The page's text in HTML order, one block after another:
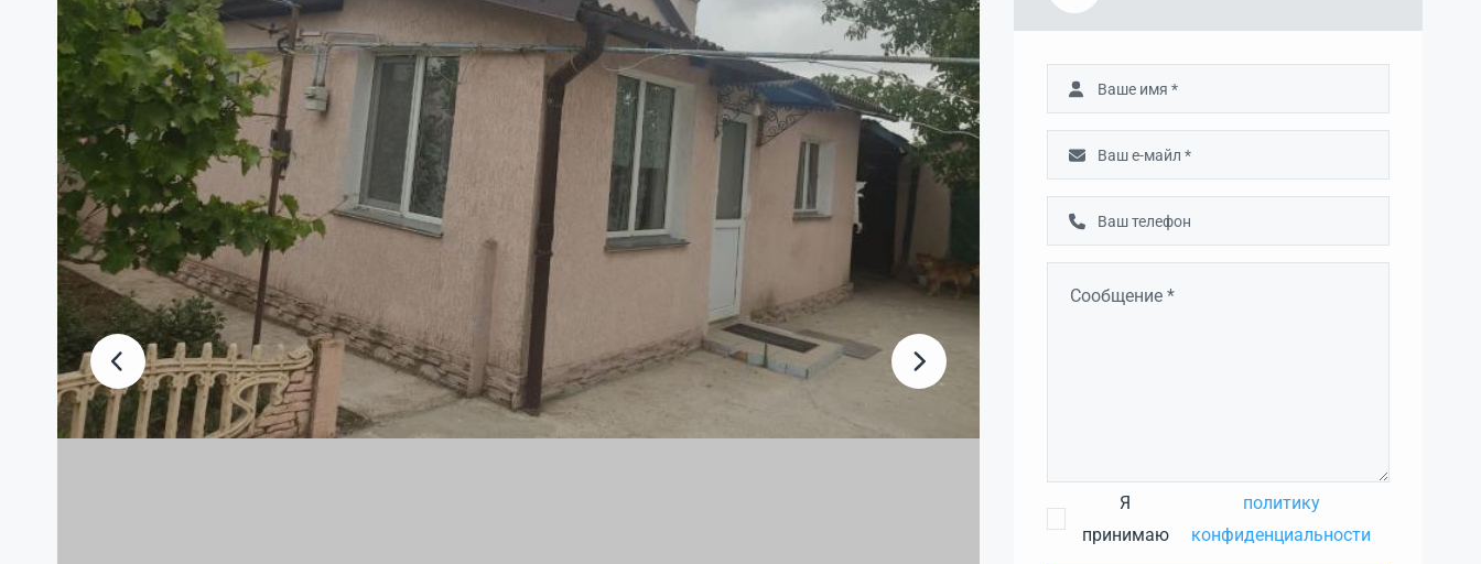
Я
принимаю
политику
конфиденциальности